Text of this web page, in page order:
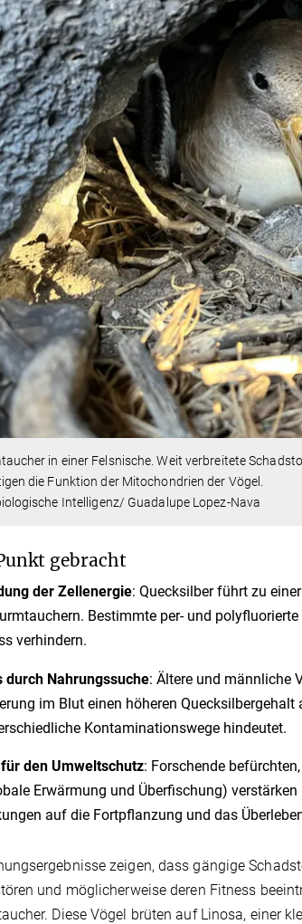
in einer Felsnische. Weit verbreitete
die Funktion der Mitochondrien der Vögel.
Intelligenz/ Guadalupe Lopez-Nava
gebracht
der Zellenergie: Quecksilber führt zu
Bestimmte per- und
verhindern.
durch Nahrungssuche: Ältere und männliche
im Blut einen höheren
Kontaminationswege hindeutet.
den Umweltschutz: Forschende
Erwärmung und Überfischung)
auf die Fortpflanzung und das
zeigen, dass gängige
und möglicherweise deren Fitness
Diese Vögel brüten auf Linosa, einer